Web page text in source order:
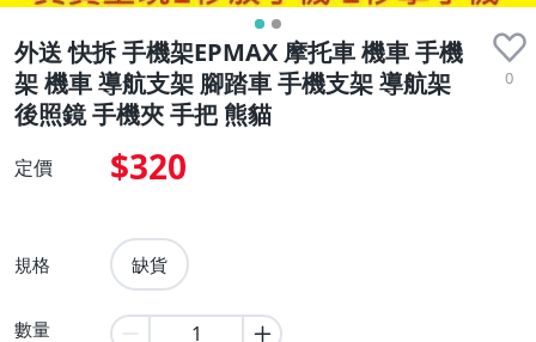
外送 快拆 手機架EPMAX 摩托車 機車 手機
架 機車 導航支架 腳踏車 手機支架 導航架
後照鏡 手機夾 手把 熊貓
0
定價 $320
規格 缺貨
數量